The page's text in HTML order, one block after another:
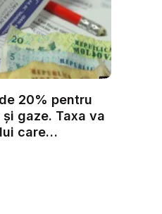
20% pentru
gaze. Taxa va
care